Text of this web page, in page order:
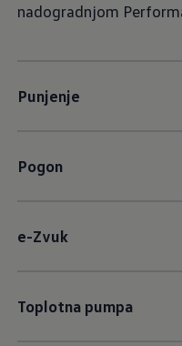
nadogradnjom
Punjenje
Pogon
e-Zvuk
Toplotna pumpa